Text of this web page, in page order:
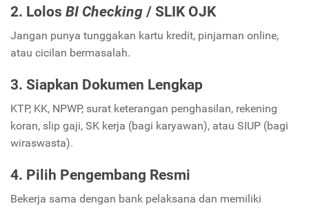
2. Lolos BI Checking / SLIK OJK
Jangan punya tunggakan kartu kredit, pinjaman online,
atau cicilan bermasalah.
3. Siapkan Dokumen Lengkap
KTP, KK, NPWP, surat keterangan penghasilan, rekening
koran, slip gaji, SK kerja (bagi karyawan), atau SIUP (bagi
wiraswasta).
4. Pilih Pengembang Resmi
Bekerja sama dengan bank pelaksana dan memiliki